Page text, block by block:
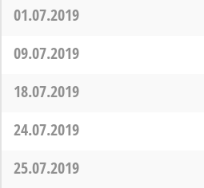
01.07.2019
09.07.2019
18.07.2019
24.07.2019
25.07.2019